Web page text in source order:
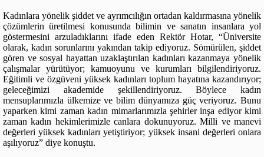
Kadınlara yönelik şiddet ve ayrımcılığın ortadan kaldırmasına yönelik
çözümlerin üretilmesi konusunda bilimin ve sanatın insanlara yol
göstermesini arzuladıklarını ifade eden Rektör Hotar, “Üniversite
olarak, kadın sorunlarını yakından takip ediyoruz. Sömürülen, şiddet
gören ve sosyal hayattan uzaklaştırılan kadınları kazanmaya yönelik
çalışmalar yürütüyor; kamuoyunu ve kurumları bilgilendiriyoruz.
Eğitimli ve özgüveni yüksek kadınları toplum hayatına kazandırıyor;
geleceğimizi akademide şekillendiriyoruz. Böylece kadın
mensuplarımızla ülkemize ve bilim dünyamıza güç veriyoruz. Bunu
yaparken kimi zaman kadın mimarlarımızla şehirler inşa ediyor kimi
zaman kadın hekimlerimizle canlara dokunuyoruz. Milli ve manevi
değerleri yüksek kadınları yetiştiriyor; yüksek insani değerleri onlara
aşılıyoruz” diye konuştu.